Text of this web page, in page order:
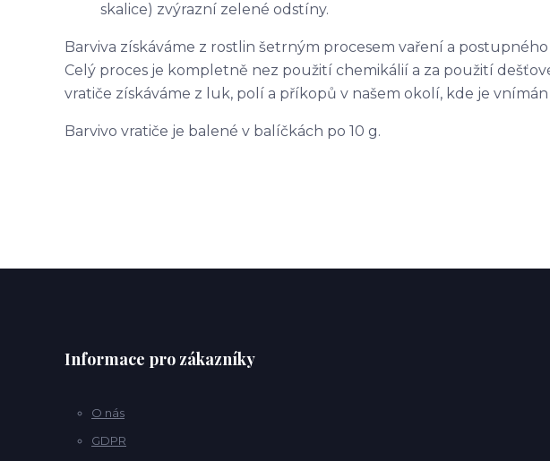
skalice) zvýrazní zelené odstíny.
Barviva získáváme z rostlin šetrným procesem vaření a
Celý proces je kompletně nez použití chemikálií a za použití
vratiče získáváme z luk, polí a příkopů v našem okolí, kde je
Barvivo vratiče je balené v balíčkách po 10 g.
Informace pro zákazníky
O nás
GDPR